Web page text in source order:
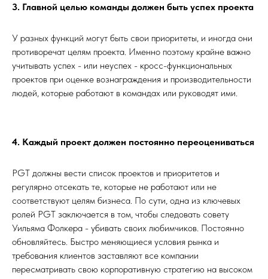
3. Главной целью команды должен быть успех проекта
У разных функций могут быть свои приоритеты, и иногда они
противоречат целям проекта. Именно поэтому крайне важно
учитывать успех - или неуспех - кросс-функциональных
проектов при оценке вознаграждения и производительности
людей, которые работают в командах или руководят ими.
4. Каждый проект должен постоянно переоцениваться
PGT должны вести список проектов и приоритетов и
регулярно отсекать те, которые не работают или не
соответствуют целям бизнеса. По сути, одна из ключевых
ролей PGT заключается в том, чтобы следовать совету
Уильяма Фолкера - убивать своих любимчиков. Постоянно
обновляйтесь. Быстро меняющиеся условия рынка и
требования клиентов заставляют все компании
пересматривать свою корпоративную стратегию на высоком